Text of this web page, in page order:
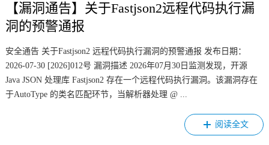
【漏洞通告】关于Fastjson2远程代码执行漏
洞的预警通报
安全通告 关于Fastjson2 远程代码执行漏洞的预警通报 发布日期：
2026-07-30 [2026]012号 漏洞描述 2026年07月30日监测发现，开源
Java JSON 处理库 Fastjson2 存在一个远程代码执行漏洞。该漏洞存在
于AutoType 的类名匹配环节，当解析器处理 @ ...
阅读全文